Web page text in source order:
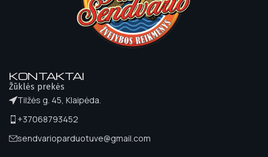
KONTAKTAI
Žūklės prekės
Tilžės g. 45, Klaipėda.
+37068793452
sendvarioparduotuve@gmail.com